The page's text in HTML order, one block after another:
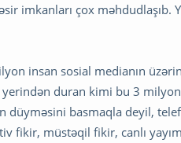
imkanları çox məhdudlaşıb.
insan sosial medianın
duran kimi bu 3
düyməsini basmaqla deyil,
fikir, müstəqil fikir, canlı